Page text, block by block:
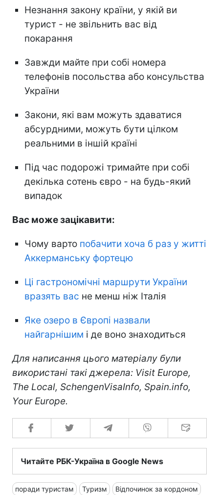
Незнання закону країни, у якій ви
турист - не звільнить вас від
покарання
Завжди майте при собі номера
телефонів посольства або консульства
України
Закони, які вам можуть здаватися
абсурдними, можуть бути цілком
реальними в іншій країні
Під час подорожі тримайте при собі
декілька сотень євро - на будь-який
випадок
Вас може зацікавити:
Чому варто побачити хоча б раз у житті
Аккерманську фортецю
Ці гастрономічні маршрути України
вразять вас не менш ніж Італія
Яке озеро в Європі назвали
найгарнішим і де воно знаходиться
Для написання цього матеріалу були
використані такі джерела: Visit Europe,
The Local, SchengenVisaInfo, Spain.info,
Your Europe.
Читайте РБК-Україна в Google News
поради туристам Туризм Відпочинок за кордоном